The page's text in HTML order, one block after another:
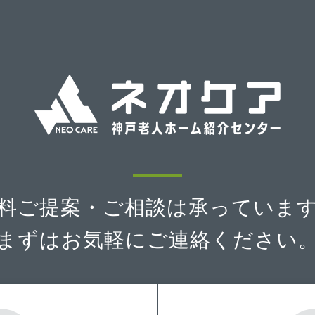
ご提案・ご相談は承っていま
ずはお気軽に ご連絡ください